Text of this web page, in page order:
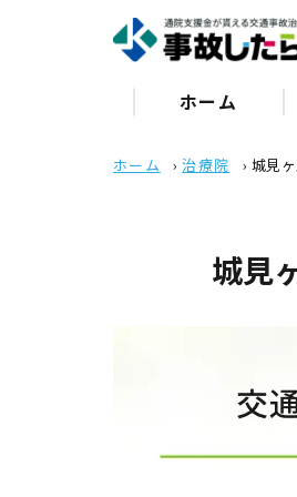
ホーム
ホーム ›治療院 › 城見
城見